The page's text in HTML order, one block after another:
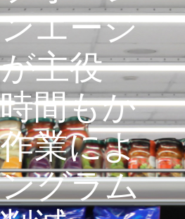
エージ
主役
間もか
業によ
グラム